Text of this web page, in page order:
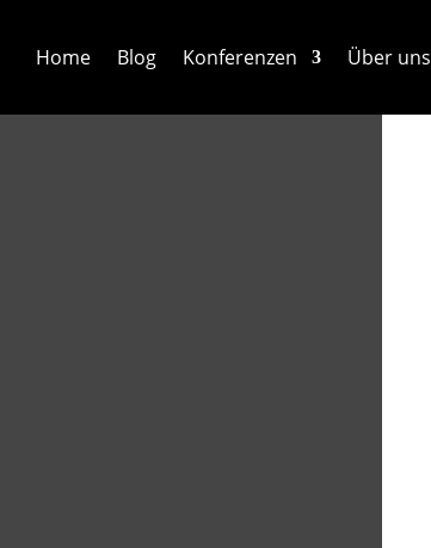
Home Blog Konferenzen Über uns